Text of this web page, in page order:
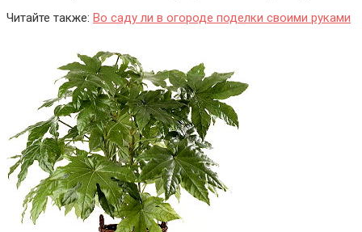
Читайте также: Во саду ли в огороде поделки своими руками